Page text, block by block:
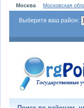
Москва Московская
Выберите ваш район: